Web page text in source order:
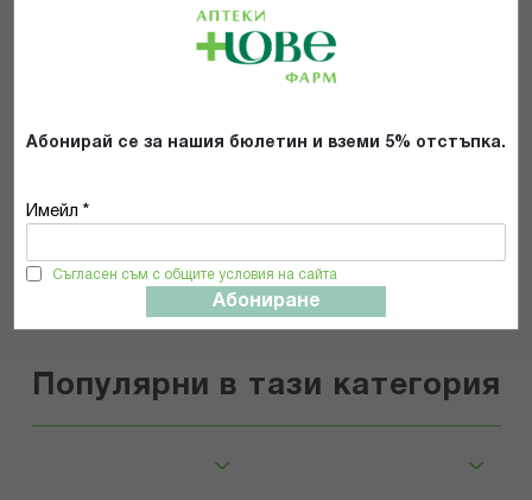
Абонирай се за нашия бюлетин и вземи 5% отстъпка.
Имейл *
Съгласен съм с общите условия на сайта
Абониране
Препоръчвам продукта
Прочетох и се съгласявам с
Популярни в тази категория